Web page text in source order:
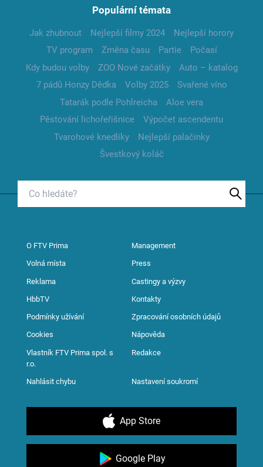
Populární témata
Jak zhubnout Nejlepší filmy 2024
Nejlepší horory
TV program
Změna času Partie
Počasí
Kdy budou volby
ZOO Nové začátky
Auto – katalog
7 pádů Honzy Dědka
Volby 2025
Svařené víno
Tatarák podle Pohlreicha
Aloe vera
Pěstování lichořeřišnice
Výpočet ascendentu
Tvarohové knedlíky
Nejlepší palačinky
Švestkový koláč
O FTV Prima Management
Volná místa Press
Reklama Castingy a výzvy
HbbTV Kontakty
Podmínky užívání Zpracování osobních údajů
Cookies Nápověda
Vlastník FTV Prima spol. s
r.o.
Redakce
Nahlásit chybu Nastavení soukromí
App Store
Google Play